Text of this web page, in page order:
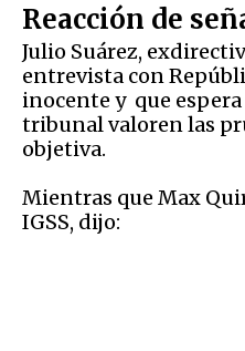
Reacción de
Julio Suárez,
entrevista con
inocente y que
tribunal valoren las
objetiva.
Mientras que Max
IGSS, dijo: